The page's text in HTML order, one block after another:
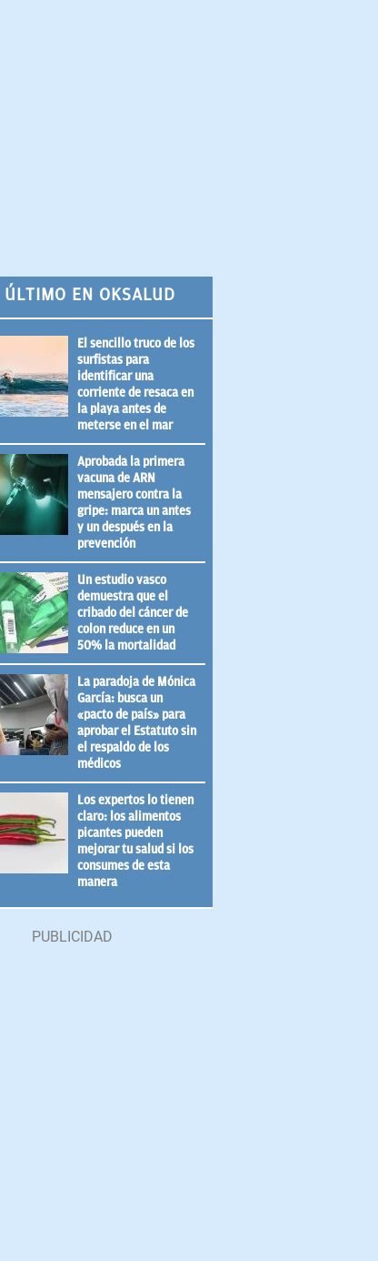
ÚLTIMO EN OKSALUD
El sencillo truco de los
surfistas para
identificar una
corriente de resaca en
la playa antes de
meterse en el mar
Aprobada la primera
vacuna de ARN
mensajero contra la
gripe: marca un antes
y un después en la
prevención
Un estudio vasco
demuestra que el
cribado del cáncer de
colon reduce en un
50% la mortalidad
La paradoja de Mónica
García: busca un
«pacto de país» para
aprobar el Estatuto sin
el respaldo de los
médicos
Los expertos lo tienen
claro: los alimentos
picantes pueden
mejorar tu salud si los
consumes de esta
manera